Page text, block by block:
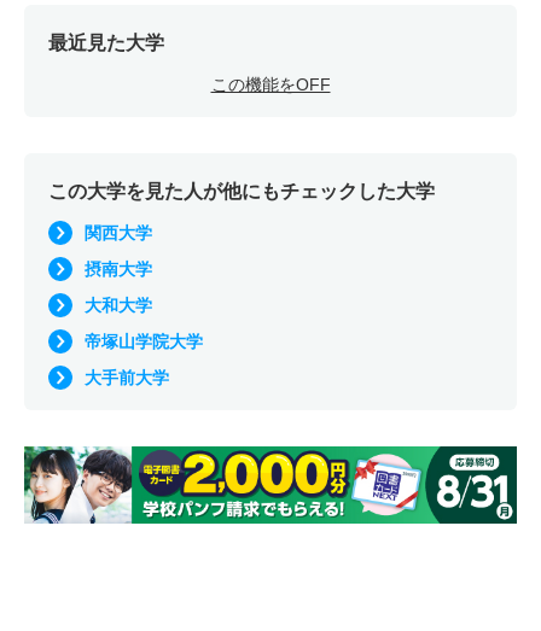
最近見た大学
この機能をOFF
この大学を見た人が他にもチェックした大学
関西大学
摂南大学
大和大学
帝塚山学院大学
大手前大学